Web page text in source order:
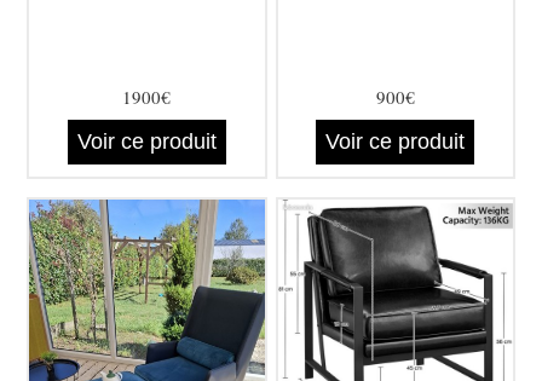
1900€
Voir ce produit
900€
Voir ce produit